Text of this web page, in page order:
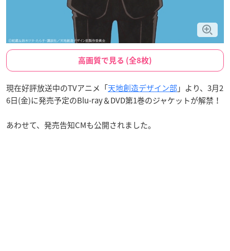
高画質で見る (全8枚)
現在好評放送中のTVアニメ「天地創造デザイン部」より、3月2
6日(金)に発売予定のBlu-ray＆DVD第1巻のジャケットが解禁！
あわせて、発売告知CMも公開されました。